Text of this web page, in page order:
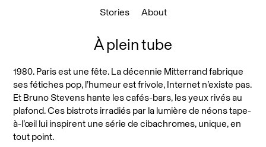
Stories About
À plein tube
1980. Paris est une fête. La décennie Mitterrand fabrique
ses fétiches pop, l’humeur est frivole, Internet n’existe pas.
Et Bruno Stevens hante les cafés-bars, les yeux rivés au
plafond. Ces bistrots irradiés par la lumière de néons tape-
à-l’œil lui inspirent une série de cibachromes, unique, en
tout point.